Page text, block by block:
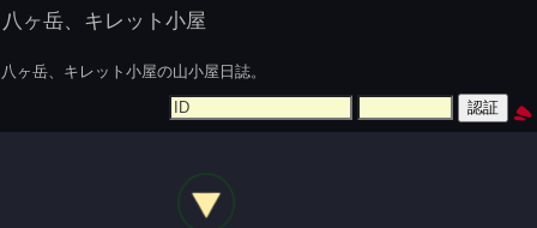
八ヶ岳、キレット小屋
八ヶ岳、キレット小屋の山小屋日誌。